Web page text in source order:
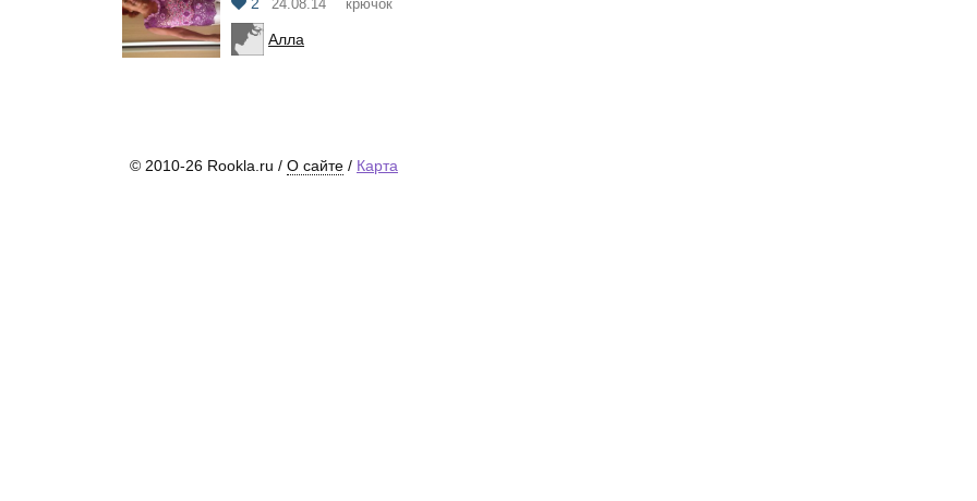
2
24.08.14 крючок
Алла
© 2010-26 Rookla.ru / О сайте / Карта